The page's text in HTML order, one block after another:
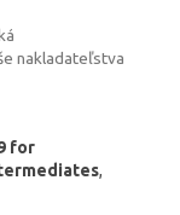
nakladateľstva
for
,